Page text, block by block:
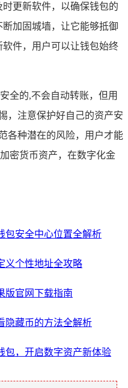
更新软件，以确保钱包的
加固城墙，让它能够抵御
件，用户可以让钱包始终
全的,不会自动转账，但用
，注意保护好自己的资产安
各种潜在的风险，用户才能
密货币资产，在数字化金
包安全中心位置全解析
义个性地址全攻略
版官网下载指南
隐藏币的方法全解析
包，开启数字资产新体验